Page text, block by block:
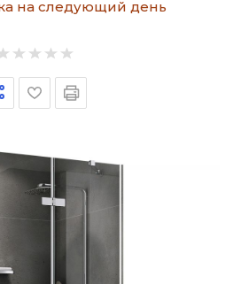
на следующий день